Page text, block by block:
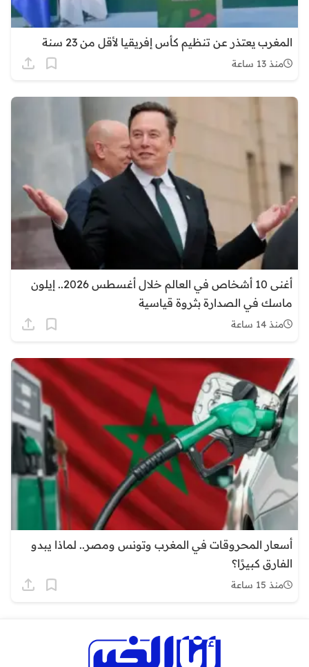
المغرب يعتذر عن تنظيم كأس إفريقيا لأقل من 23 سنة
منذ 13 ساعة
أغنى 10 أشخاص في العالم خلال أغسطس 2026.. إيلون
ماسك في الصدارة بثروة قياسية
منذ 14 ساعة
أسعار المحروقات في المغرب وتونس ومصر.. لماذا يبدو
الفارق كبيرًا؟
منذ 15 ساعة